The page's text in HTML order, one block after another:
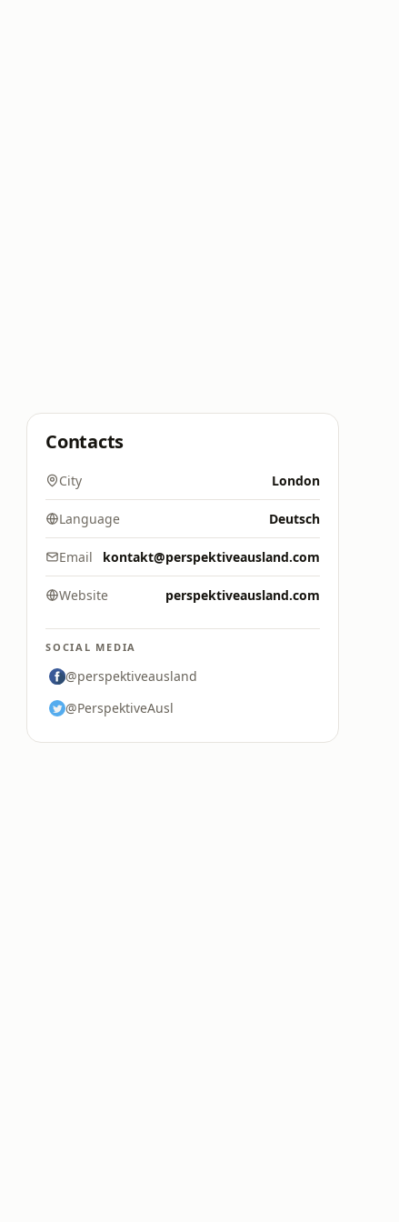
Contacts
City London
Language Deutsch
Email kontakt@perspektiveausland.com
Website perspektiveausland.com
SOCIAL MEDIA
@perspektiveausland
@PerspektiveAusl